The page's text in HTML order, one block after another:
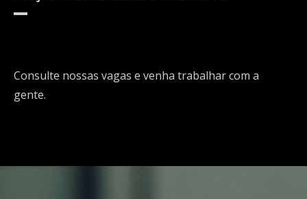
Consulte nossas vagas e venha trabalhar com a
gente.